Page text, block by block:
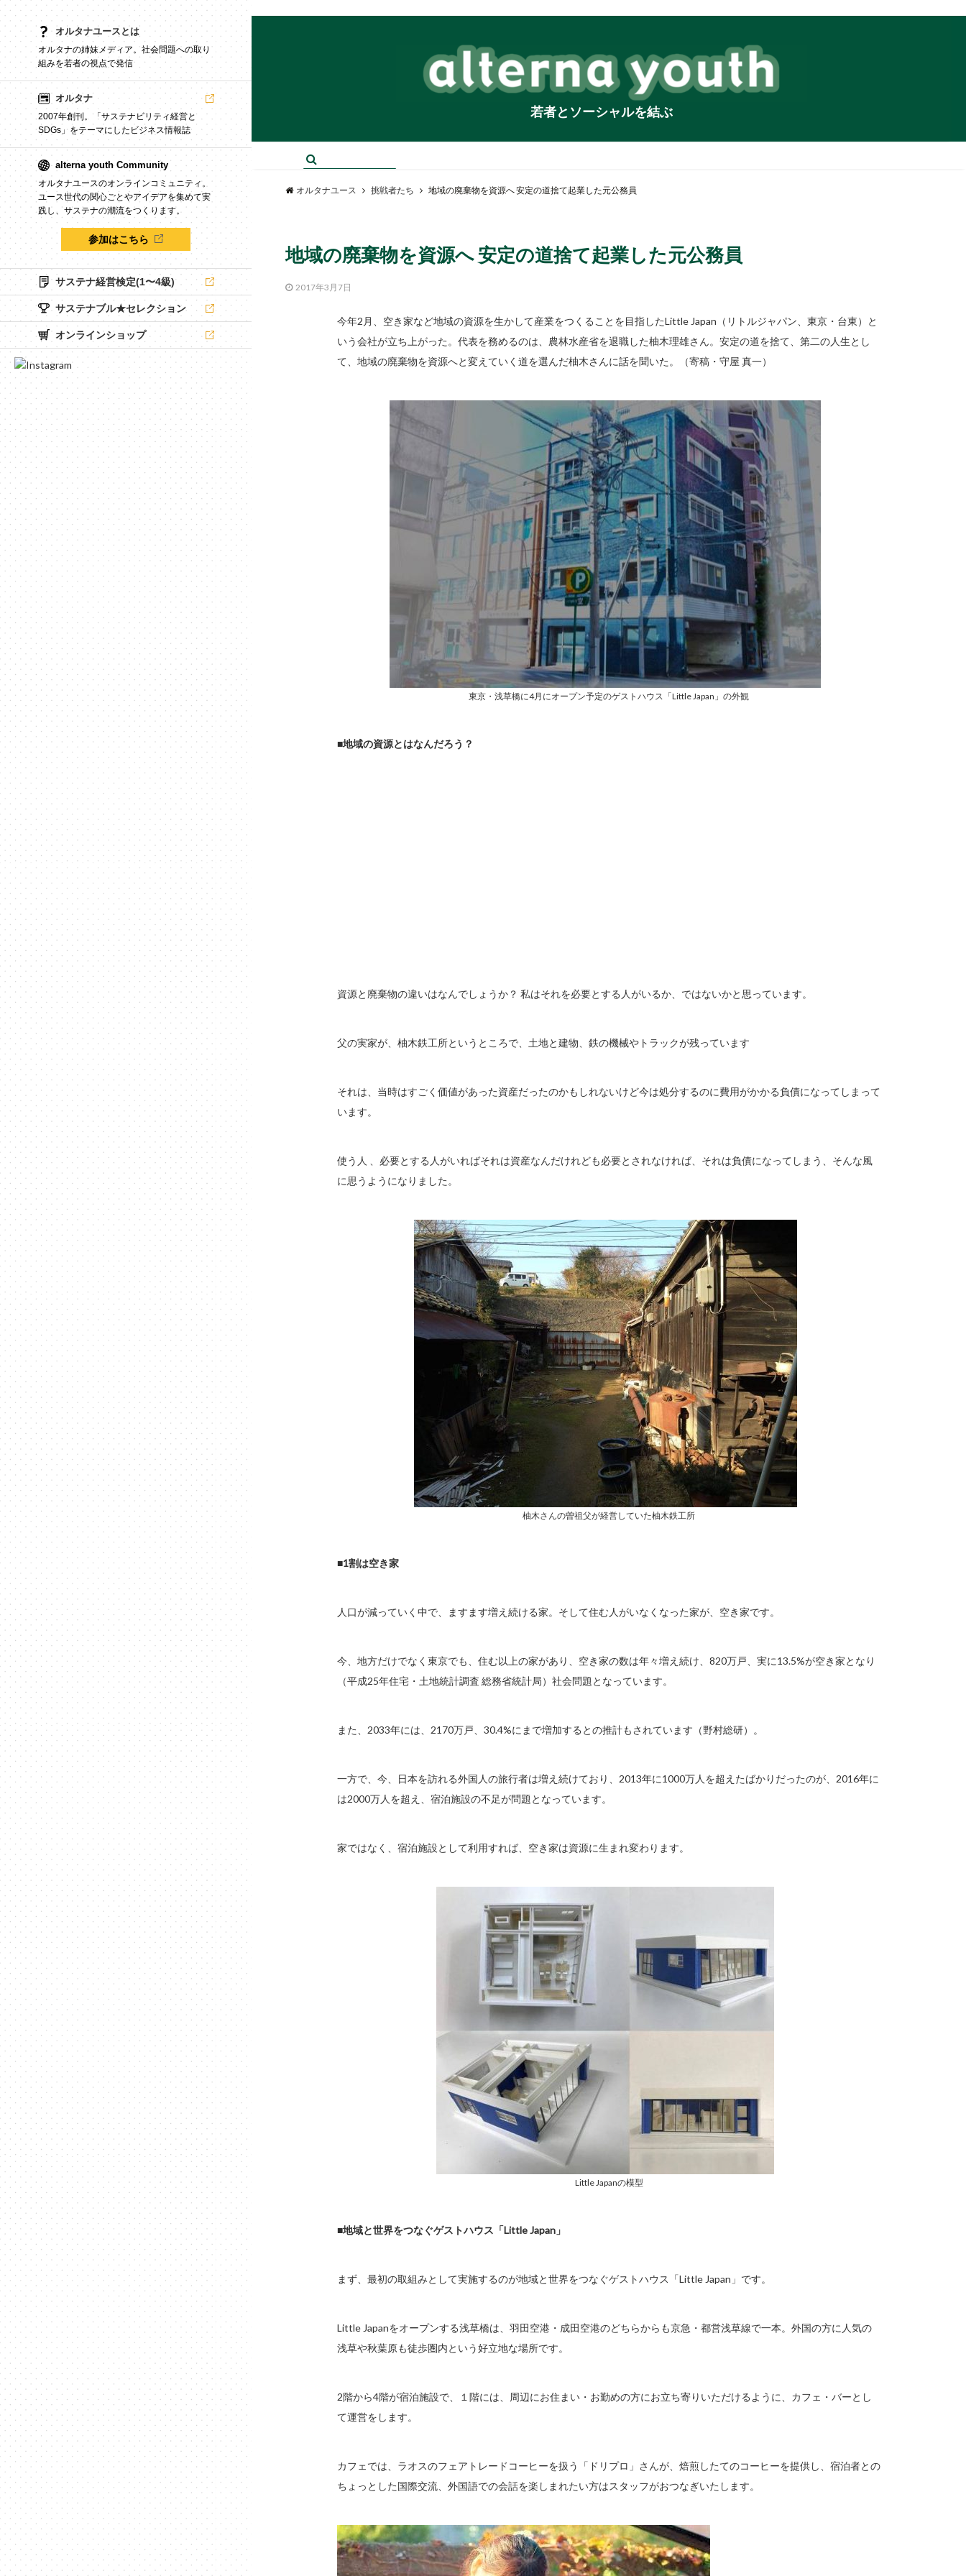
オルタナユースとは
オルタナの姉妹メディア。社会問題への取り
組みを若者の視点で発信
オルタナ
2007年創刊。「サステナビリティ経営と
SDGs」をテーマにしたビジネス情報誌
alterna youth Community
オルタナユースのオンラインコミュニティ。
ユース世代の関心ごとやアイデアを集めて実
践し、サステナの潮流をつくります。
参加はこちら
サステナ経営検定(1〜4級)
サステナブル★セレクション
オンラインショップ
若者とソーシャルを結ぶ
オルタナユース 挑戦者たち 地域の廃棄物を資源へ 安定の道捨て起業した元公務員
地域の廃棄物を資源へ 安定の道捨て起業した元公務員
2017年3月7日
今年2月、空き家など地域の資源を生かして産業をつくることを目指したLittle Japan（リトルジャパン、東京・台東）と
いう会社が立ち上がった。代表を務めるのは、農林水産省を退職した柚木理雄さん。安定の道を捨て、第二の人生とし
て、地域の廃棄物を資源へと変えていく道を選んだ柚木さんに話を聞いた。（寄稿・守屋 真一）
東京・浅草橋に4月にオープン予定のゲストハウス「Little Japan」の外観
■地域の資源とはなんだろう？
資源と廃棄物の違いはなんでしょうか？ 私はそれを必要とする人がいるか、ではないかと思っています。
父の実家が、柚木鉄工所というところで、土地と建物、鉄の機械やトラックが残っています
それは、当時はすごく価値があった資産だったのかもしれないけど今は処分するのに費用がかかる負債になってしまって
います。
使う人 、必要とする人がいればそれは資産なんだけれども必要とされなければ、それは負債になってしまう、そんな風
に思うようになりました。
柚木さんの曽祖父が経営していた柚木鉄工所
■1割は空き家
人口が減っていく中で、ますます増え続ける家。そして住む人がいなくなった家が、空き家です。
今、地方だけでなく東京でも、住む以上の家があり、空き家の数は年々増え続け、820万戸、実に13.5%が空き家となり
（平成25年住宅・土地統計調査 総務省統計局）社会問題となっています。
また、2033年には、2170万戸、30.4%にまで増加するとの推計もされています（野村総研）。
一方で、今、日本を訪れる外国人の旅行者は増え続けており、2013年に1000万人を超えたばかりだったのが、2016年に
は2000万人を超え、宿泊施設の不足が問題となっています。
家ではなく、宿泊施設として利用すれば、空き家は資源に生まれ変わります。
Little Japanの模型
■地域と世界をつなぐゲストハウス「Little Japan」
まず、最初の取組みとして実施するのが地域と世界をつなぐゲストハウス「Little Japan」です。
Little Japanをオープンする浅草橋は、羽田空港・成田空港のどちらからも京急・都営浅草線で一本。外国の方に人気の
浅草や秋葉原も徒歩圏内という好立地な場所です。
2階から4階が宿泊施設で、１階には、周辺にお住まい・お勤めの方にお立ち寄りいただけるように、カフェ・バーとし
て運営をします。
カフェでは、ラオスのフェアトレードコーヒーを扱う「ドリプロ」さんが、焙煎したてのコーヒーを提供し、宿泊者との
ちょっとした国際交流、外国語での会話を楽しまれたい方はスタッフがおつなぎいたします。